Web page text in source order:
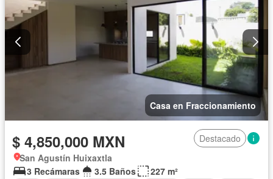
Casa en Fraccionamiento
$ 4,850,000 MXN
Destacado
San Agustín Huixaxtla
3 Recámaras
3.5 Baños
227 m²